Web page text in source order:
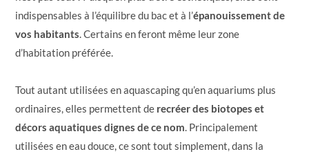
indispensables à l’équilibre du bac et à l’épanouissement de
vos habitants. Certains en feront même leur zone
d’habitation préférée.
Tout autant utilisées en aquascaping qu’en aquariums plus
ordinaires, elles permettent de recréer des biotopes et
décors aquatiques dignes de ce nom. Principalement
utilisées en eau douce, ce sont tout simplement, dans la